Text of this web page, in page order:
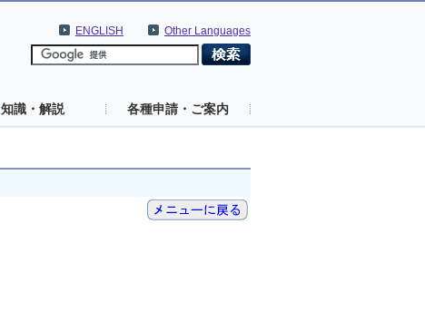
Other Languages
ENGLISH
知識・解説 各種申請・ご案内